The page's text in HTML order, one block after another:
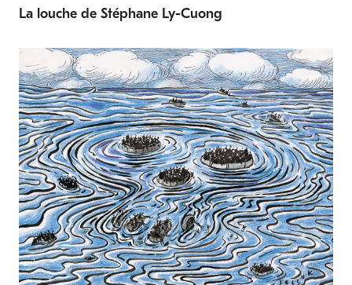
La louche de Stéphane Ly-Cuong